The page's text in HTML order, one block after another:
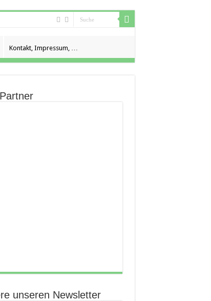
Kontakt, Impressum, …
unseren Newsletter